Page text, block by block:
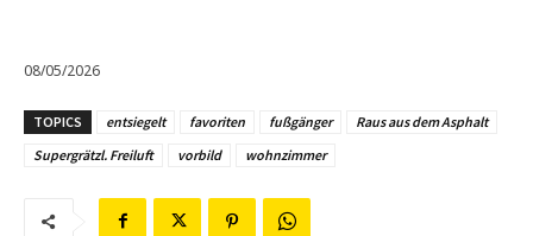
08/05/2026
TOPICS entsiegelt favoriten fußgänger
Raus aus dem Asphalt
Supergrätzl. Freiluft
vorbild wohnzimmer